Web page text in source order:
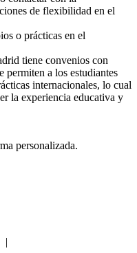
de flexibilidad en el
o prácticas en el
tiene convenios con
permiten a los estudiantes
internacionales, lo cual
la experiencia educativa y
personalizada.
|